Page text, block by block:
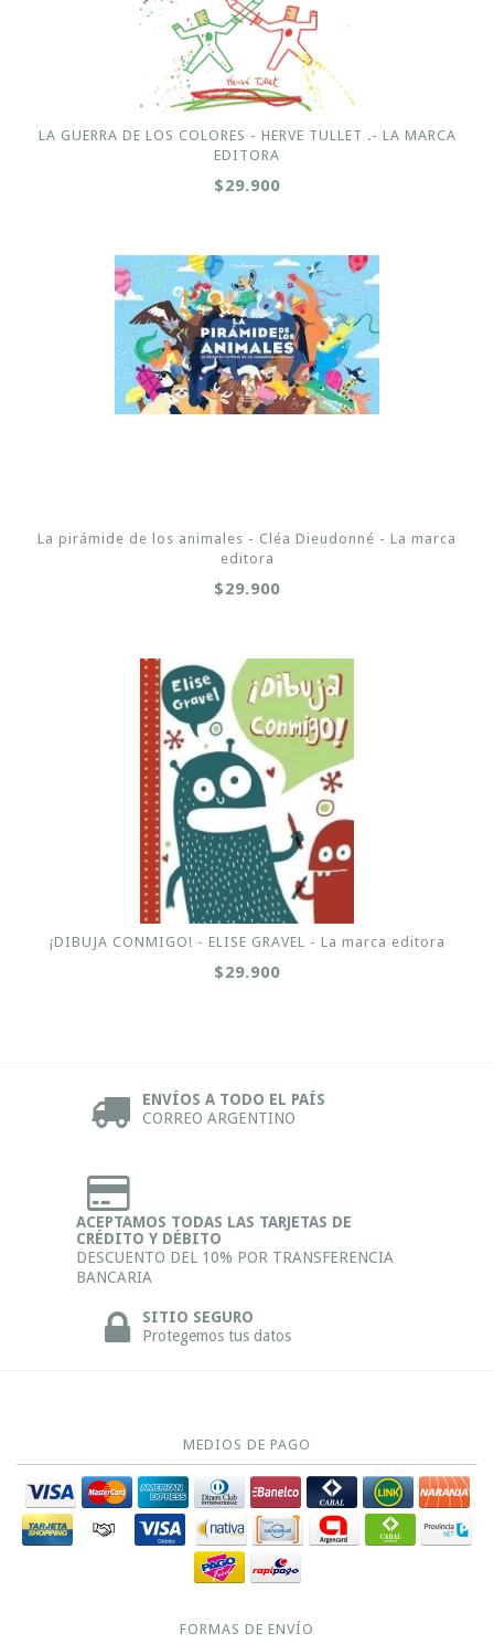
LA GUERRA DE LOS COLORES - HERVE TULLET .- LA MARCA
EDITORA
$29.900
La pirámide de los animales - Cléa Dieudonné - La marca
editora
$29.900
¡DIBUJA CONMIGO! - ELISE GRAVEL - La marca editora
$29.900
ENVÍOS A TODO EL PAÍS
CORREO ARGENTINO
ACEPTAMOS TODAS LAS TARJETAS DE
CRÉDITO Y DÉBITO
DESCUENTO DEL 10% POR TRANSFERENCIA
BANCARIA
SITIO SEGURO
Protegemos tus datos
MEDIOS DE PAGO
FORMAS DE ENVÍO